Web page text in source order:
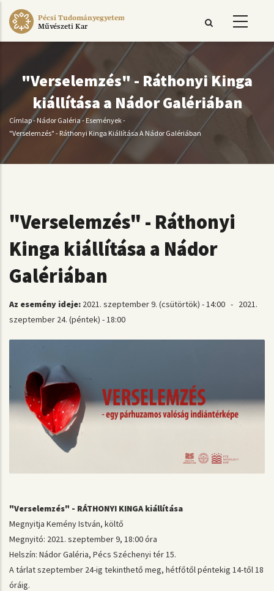
Ugrás
Pécsi Tudományegyetem
Művészeti Kar
"Verselemzés" - Ráthonyi Kinga
kiállítása a Nádor Galériában
Morzsa
Címlap-Nádor Galéria-Események-
"Verselemzés" - Ráthonyi Kinga Kiállítása A Nádor Galériában
"Verselemzés" - Ráthonyi
Kinga kiállítása a Nádor
Galériában
Az esemény ideje: 2021. szeptember 9. (csütörtök) - 14:00 - 2021.
szeptember 24. (péntek) - 18:00
"Verselemzés" - RÁTHONYI KINGA kiállítása
Megnyitja Kemény István, költő
Megnyitó: 2021. szeptember 9, 18:00 óra
Helszín: Nádor Galéria, Pécs Széchenyi tér 15.
A tárlat szeptember 24-ig tekinthető meg, hétfőtől péntekig 14-től 18
óráig.